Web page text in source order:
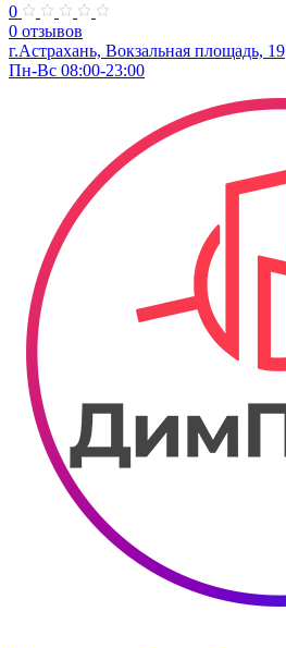
0
0 отзывов
г.Астрахань, Вокзальная площадь, 19
Пн-Вс 08:00-23:00